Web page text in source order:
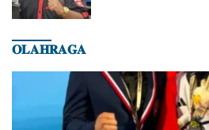
𝐎𝐋𝐀𝐇𝐑𝐀𝐆𝐀